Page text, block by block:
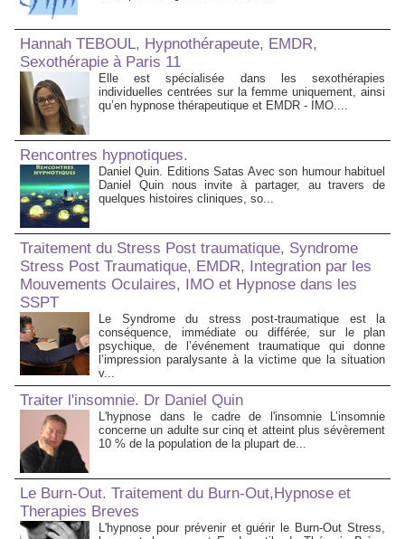
Hannah TEBOUL, Hypnothérapeute, EMDR,
Sexothérapie à Paris 11
Elle est spécialisée dans les sexothérapies
individuelles centrées sur la femme uniquement, ainsi
qu’en hypnose thérapeutique et EMDR - IMO....
Rencontres hypnotiques.
Daniel Quin. Editions Satas Avec son humour habituel
Daniel Quin nous invite à partager, au travers de
quelques histoires cliniques, so...
Traitement du Stress Post traumatique, Syndrome
Stress Post Traumatique, EMDR, Integration par les
Mouvements Oculaires, IMO et Hypnose dans les
SSPT
Le Syndrome du stress post-traumatique est la
conséquence, immédiate ou différée, sur le plan
psychique, de l’événement traumatique qui donne
l’impression paralysante à la victime que la situation
v...
Traiter l'insomnie. Dr Daniel Quin
L'hypnose dans le cadre de l'insomnie L’insomnie
concerne un adulte sur cinq et atteint plus sévèrement
10 % de la population de la plupart de...
Le Burn-Out. Traitement du Burn-Out,Hypnose et
Therapies Breves
L'hypnose pour prévenir et guérir le Burn-Out Stress,